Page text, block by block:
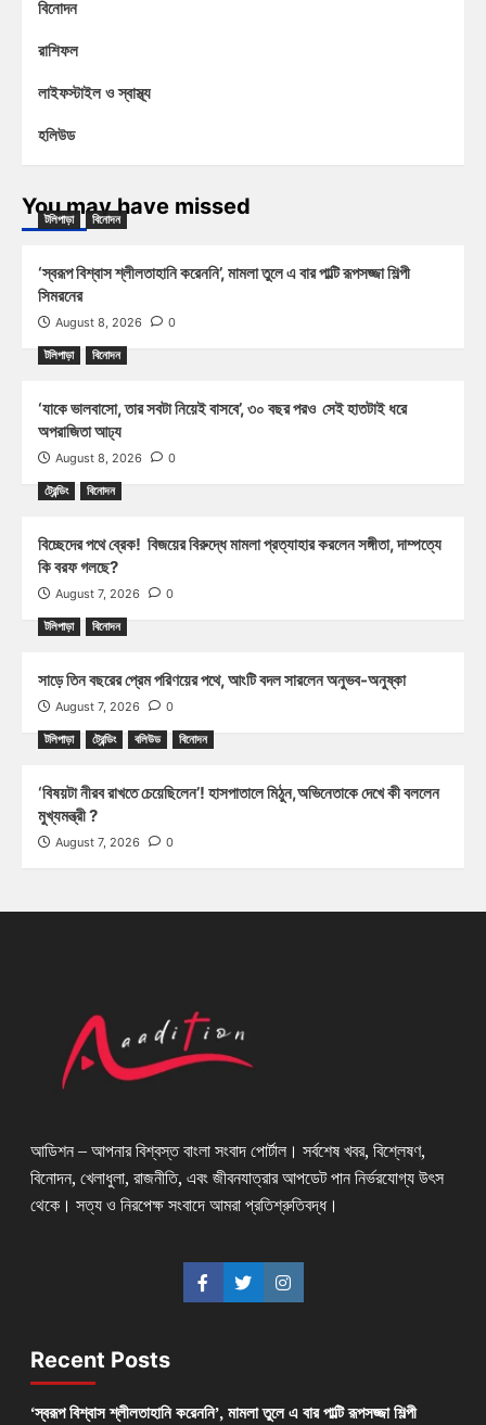
বিনোদন
রাশিফল
লাইফস্টাইল ও স্বাস্থ্য
হলিউড
You may have missed
টলিপাড়া বিনোদন
‘স্বরূপ বিশ্বাস শ্লীলতাহানি করেননি’, মামলা তুলে এ বার পাল্টি রূপসজ্জা শিল্পী
সিমরনের
August 8, 2026 0
টলিপাড়া বিনোদন
‘যাকে ভালবাসো, তার সবটা নিয়েই বাসবে’, ৩০ বছর পরও সেই হাতটাই ধরে
অপরাজিতা আঢ্য
August 8, 2026 0
ট্রেন্ডিং বিনোদন
বিচ্ছেদের পথে ব্রেক! বিজয়ের বিরুদ্ধে মামলা প্রত্যাহার করলেন সঙ্গীতা, দাম্পত্যে
কি বরফ গলছে?
August 7, 2026 0
টলিপাড়া বিনোদন
সাড়ে তিন বছরের প্রেম পরিণয়ের পথে, আংটি বদল সারলেন অনুভব-অনুষ্কা
August 7, 2026 0
টলিপাড়া ট্রেন্ডিং বলিউড বিনোদন
‘বিষয়টা নীরব রাখতে চেয়েছিলেন’! হাসপাতালে মিঠুন,অভিনেতাকে দেখে কী বললেন
মুখ্যমন্ত্রী ?
August 7, 2026 0
আডিশন – আপনার বিশ্বস্ত বাংলা সংবাদ পোর্টাল। সর্বশেষ খবর, বিশ্লেষণ,
বিনোদন, খেলাধুলা, রাজনীতি, এবং জীবনযাত্রার আপডেট পান নির্ভরযোগ্য উৎস
থেকে। সত্য ও নিরপেক্ষ সংবাদে আমরা প্রতিশ্রুতিবদ্ধ।
Recent Posts
‘স্বরূপ বিশ্বাস শ্লীলতাহানি করেননি’, মামলা তুলে এ বার পাল্টি রূপসজ্জা শিল্পী